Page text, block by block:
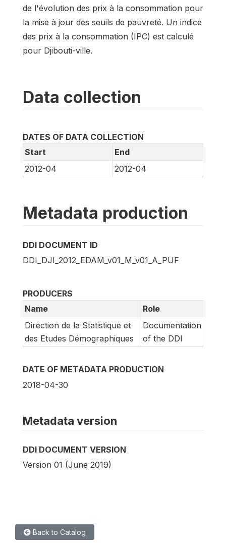
de l'évolution des prix à la consommation pour
la mise à jour des seuils de pauvreté. Un indice
des prix à la consommation (IPC) est calculé
pour Djibouti-ville.
Data collection
DATES OF DATA COLLECTION
Start
End
2012-04
2012-04
Metadata production
DDI DOCUMENT ID
DDI_DJI_2012_EDAM_v01_M_v01_A_PUF
PRODUCERS
Name
Role
Direction de la Statistique et
des Etudes Démographiques
Documentation
of the DDI
DATE OF METADATA PRODUCTION
2018-04-30
Metadata version
DDI DOCUMENT VERSION
Version 01 (June 2019)
Back to Catalog